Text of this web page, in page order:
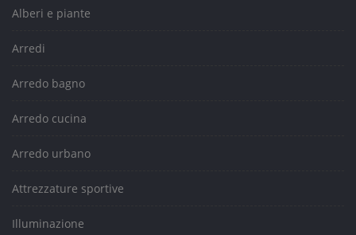
Alberi e piante
Arredi
Arredo bagno
Arredo cucina
Arredo urbano
Attrezzature sportive
Illuminazione